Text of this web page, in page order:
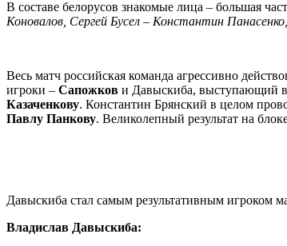
В составе белорусов знакомые лица – большая
Коновалов, Сергей Бусел – Константин
Весь матч российская команда агрессивно
игроки – Сапожков и Давыскиба, выступающий в
Казаченкову. Константин Брянский в целом
Павлу Панкову. Великолепный результат на
Давыскиба стал самым результативным игроком
Владислав Давыскиба: